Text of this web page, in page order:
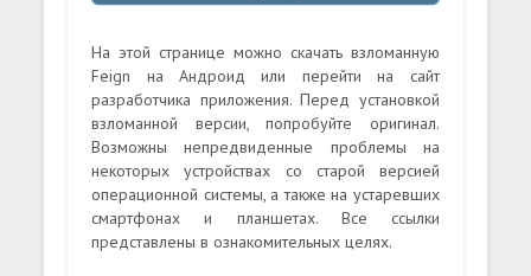
На этой странице можно скачать взломанную
Feign на Андроид или перейти на сайт
разработчика приложения. Перед установкой
взломанной версии, попробуйте оригинал.
Возможны непредвиденные проблемы на
некоторых устройствах со старой версией
операционной системы, а также на устаревших
смартфонах и планшетах. Все ссылки
представлены в ознакомительных целях.